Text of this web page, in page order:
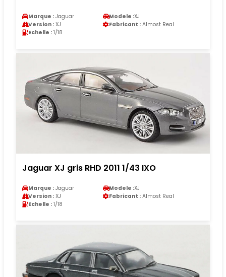
Marque : Jaguar Modele :XJ
Version : XJ Fabricant : Almost Real
Echelle : 1/18
Jaguar XJ gris RHD 2011 1/43 IXO
Marque : Jaguar Modele :XJ
Version : XJ Fabricant : Almost Real
Echelle : 1/18